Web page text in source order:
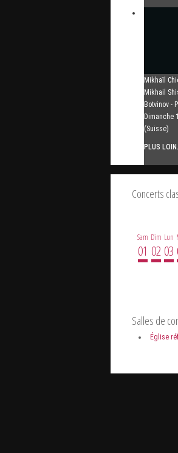
Mikhaïl
Mikhail
Botvinov -
Dimanche
(Suisse)
PLUS
Concerts
Sam
01
Dim
02
Lun
03
Salles de
Église